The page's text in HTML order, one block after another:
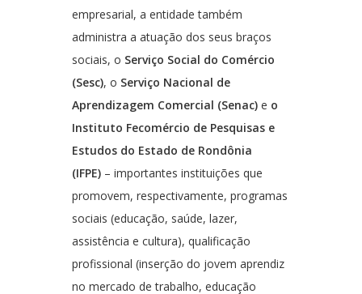
empresarial, a entidade também
administra a atuação dos seus braços
sociais, o Serviço Social do Comércio
(Sesc), o Serviço Nacional de
Aprendizagem Comercial (Senac) e o
Instituto Fecomércio de Pesquisas e
Estudos do Estado de Rondônia
(IFPE) – importantes instituições que
promovem, respectivamente, programas
sociais (educação, saúde, lazer,
assistência e cultura), qualificação
profissional (inserção do jovem aprendiz
no mercado de trabalho, educação